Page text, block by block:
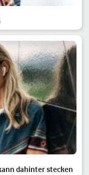
dahinter stecken